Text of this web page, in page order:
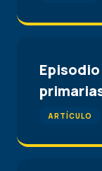
ARTÍCULO